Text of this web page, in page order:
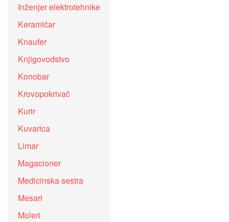
Inženjer elektrotehnike
Keramičar
Knaufer
Knjigovodstvo
Konobar
Krovopokrivač
Kurir
Kuvarica
Limar
Magacioner
Medicinska sestra
Mesari
Moleri